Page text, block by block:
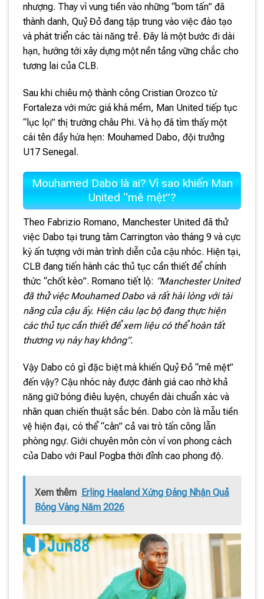
nhượng. Thay vì vung tiền vào những “bom tấn” đã
thành danh, Quỷ Đỏ đang tập trung vào việc đào tạo
và phát triển các tài năng trẻ. Đây là một bước đi dài
hạn, hướng tới xây dựng một nền tảng vững chắc cho
tương lai của CLB.
Sau khi chiêu mộ thành công Cristian Orozco từ
Fortaleza với mức giá khá mềm, Man United tiếp tục
“lục lọi” thị trường châu Phi. Và họ đã tìm thấy một
cái tên đầy hứa hẹn: Mouhamed Dabo, đội trưởng
U17 Senegal.
Mouhamed Dabo là ai? Vì sao khiến Man
United “mê mệt”?
Theo Fabrizio Romano, Manchester United đã thử
việc Dabo tại trung tâm Carrington vào tháng 9 và cực
kỳ ấn tượng với màn trình diễn của cậu nhóc. Hiện tại,
CLB đang tiến hành các thủ tục cần thiết để chính
thức “chốt kèo”. Romano tiết lộ: “Manchester United
đã thử việc Mouhamed Dabo và rất hài lòng với tài
năng của cậu ấy. Hiện câu lạc bộ đang thực hiện
các thủ tục cần thiết để xem liệu có thể hoàn tất
thương vụ này hay không”.
Vậy Dabo có gì đặc biệt mà khiến Quỷ Đỏ “mê mệt”
đến vậy? Cậu nhóc này được đánh giá cao nhờ khả
năng giữ bóng điêu luyện, chuyền dài chuẩn xác và
nhãn quan chiến thuật sắc bén. Dabo còn là mẫu tiền
vệ hiện đại, có thể “cân” cả vai trò tấn công lẫn
phòng ngự. Giới chuyên môn còn ví von phong cách
của Dabo với Paul Pogba thời đỉnh cao phong độ.
Xem thêm Erling Haaland Xứng Đáng Nhận Quả
Bóng Vàng Năm 2026